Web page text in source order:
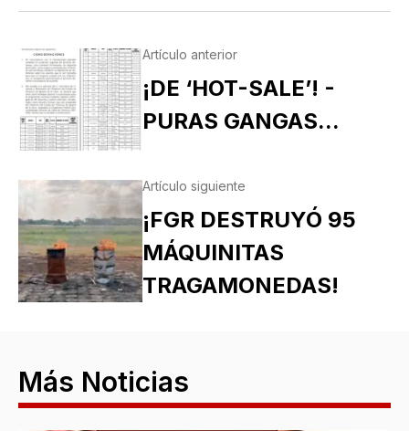
Artículo anterior
¡DE ‘HOT-SALE’! -
PURAS GANGAS...
Artículo siguiente
¡FGR DESTRUYÓ 95
MÁQUINITAS
TRAGAMONEDAS!
Más Noticias